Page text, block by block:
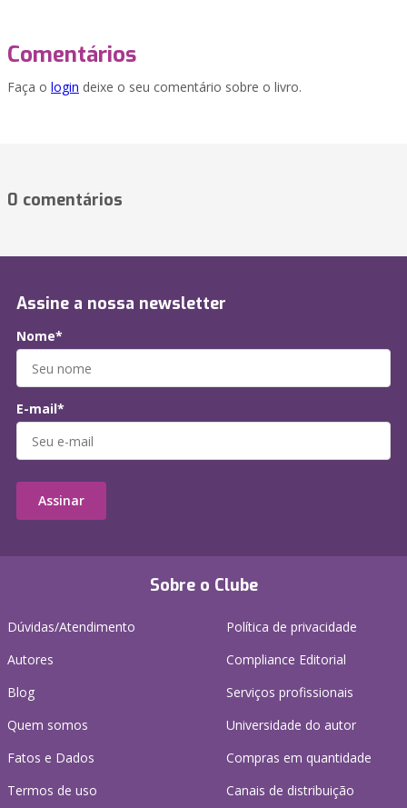
Comentários
Faça o login deixe o seu comentário sobre o livro.
0 comentários
Sobre o Clube
Dúvidas/Atendimento
Autores
Blog
Quem somos
Fatos e Dados
Termos de uso
Política de privacidade
Compliance Editorial
Serviços profissionais
Universidade do autor
Compras em quantidade
Canais de distribuição
Assine a nossa newsletter
Nome*
E-mail*
Assinar